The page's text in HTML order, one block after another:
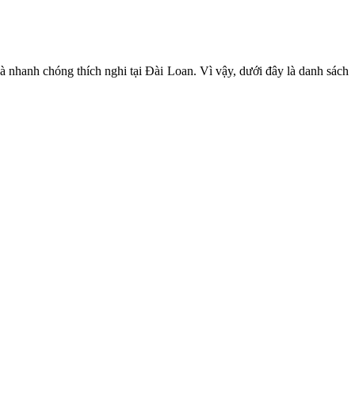
nhanh chóng thích nghi tại Đài Loan. Vì vậy, dưới đây là danh sách